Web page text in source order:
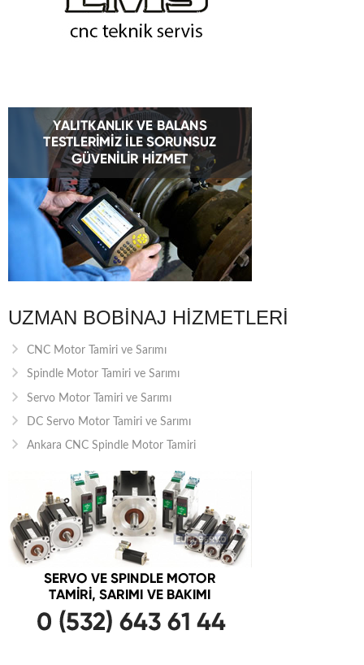
UZMAN BOBINAJ HIZMETLERI
CNC Motor Tamiri ve Sarımı
Spindle Motor Tamiri ve Sarımı
Servo Motor Tamiri ve Sarımı
DC Servo Motor Tamiri ve Sarımı
Ankara CNC Spindle Motor Tamiri